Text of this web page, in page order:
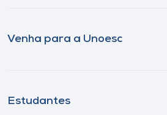
Venha para a Unoesc
Estudantes